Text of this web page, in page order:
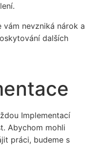
vám nevzniká nárok a
dalších
Implementací
Abychom mohli
práci, budeme s